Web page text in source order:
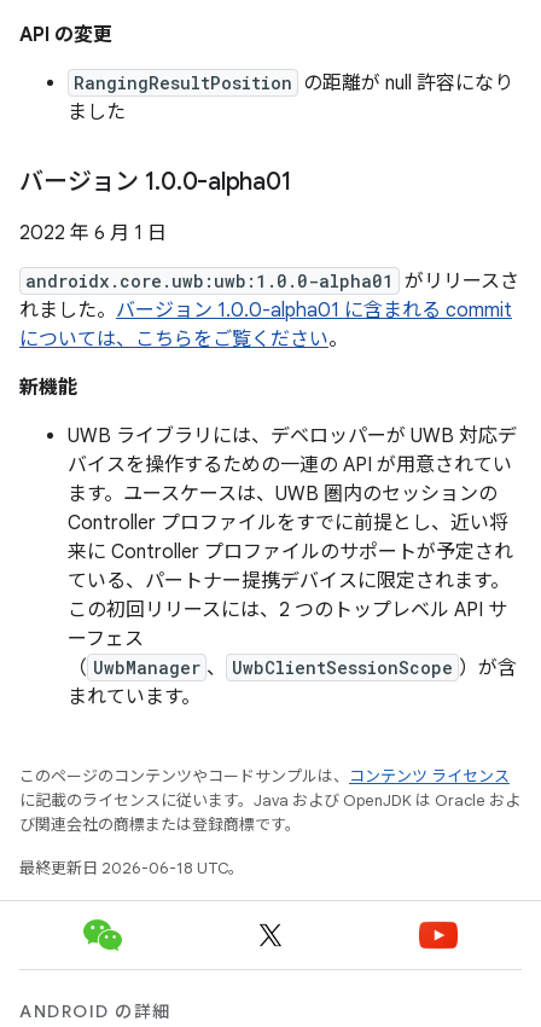
API の変更
RangingResultPosition の距離が null 許容になり
ました
バージョン 1.0.0-alpha01
2022 年 6 月 1 日
androidx.core.uwb:uwb:1.0.0-alpha01
がリリースさ
れました。 バージョン 1.0.0-alpha01 に含まれる commit
については、こちらをご覧ください。
新機能
UWB ライブラリには、デベロッパーが UWB 対応デ
バイスを操作するための一連の API が用意されてい
ます。ユースケースは、UWB 圏内のセッションの
Controller プロファイルをすでに前提とし、近い将
来に Controller プロファイルのサポートが予定され
ている、パートナー提携デバイスに限定されます。
この初回リリースには、2 つのトップレベル API サ
ーフェス
（ UwbManager 、 UwbClientSessionScope ）が含
まれています。
このページのコンテンツやコードサンプルは、
コンテンツ ライセンス
に記載のライセンスに従います。Java および OpenJDK は Oracle およ
び関連会社の商標または登録商標です。
最終更新日 2026-06-18 UTC。
ANDROID の詳細